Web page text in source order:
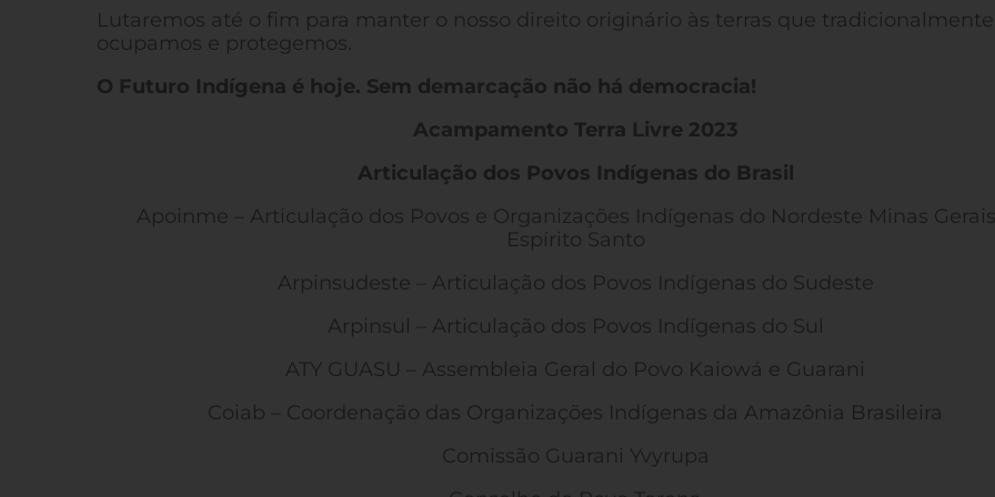
Lutaremos até o fim para manter o nosso direito originário às terras que tradicionalmente
ocupamos e protegemos.
O Futuro Indígena é hoje. Sem demarcação não há democracia!
Acampamento Terra Livre 2023
Articulação dos Povos Indígenas do Brasil
Apoinme – Articulação dos Povos e Organizações Indígenas do Nordeste Minas
Espírito Santo
Arpinsudeste – Articulação dos Povos Indígenas do Sudeste
Arpinsul – Articulação dos Povos Indígenas do Sul
ATY GUASU – Assembleia Geral do Povo Kaiowá e Guarani
Coiab – Coordenação das Organizações Indígenas da Amazônia Brasileira
Comissão Guarani Yvyrupa